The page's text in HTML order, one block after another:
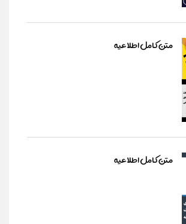
متن کامل اطلاعیه
متن کامل اطلاعیه